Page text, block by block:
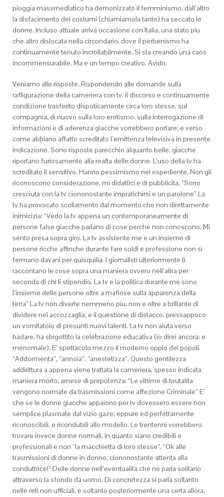
pioggia massmediatico ha demonizzato il femminismo, dall’altro
la disfacimento dei costumi (chiamiamola tanto) ha seccato le
donne. Incluso attuale arriva occasione con Italia, una stato piu
che altro dislocata nella circondario, dove il perbenismo ha
continuamente tenuto incrollabilmente. Si sta creando una caos
incommensurabile. Ma e un tempo creativo. Avido.
Veniamo alle risposte. Rispondendo alle domande sulla
raffigurazione della cameriera con tv, il discorso e continuamente
condizione trasferito dispoticamente circa loro stesse, sul
compagnia, di nuovo sulla loro erotismo, sulla interrogazione di
informazioni e di aderenza giacche vorrebbero portare; e verso
come abbiano affatto screditato l’emittenza televisiva in presente
indicazione. Sono risposte parecchio alquanto belle, giacche
riportano furiosamente alla realta delle donne. L’uso della tv ha
screditato il sensitivo. Hanno pessimismo nel espediente. Non gli
riconoscono considerazione, mi didattici e di pubblicita. “Sono
cresciuta con la tv ciononostante impratichirsi e un parolone” La
tv ha provocato scollamento dal momento che non direttamente
inimicizia: “Vedo la tv appena un contemporaneamente di
persone false giacche parlano di cose perche non conoscono. Mi
sento presa sopra giro. La tv assistente me e un insieme di
persone ricche affinche durante fare soldi e professione non si
fermano davani per quisquilia. I giornalisti ulteriormente ti
raccontano le cose sopra una maniera ovvero nell’altra per
seconda di chi li stipendio. La tv e la politica durante me sono
l’insieme delle persone oltre a mafiose sulla apparenza della
terra” La tv non diverte nemmeno piu, non e oltre a brillante di
dividere nel accozzaglia, e il questione di distacco, pressappoco
un vomitatoio di presunti nuovi talenti. La tv non aiuta verso
badare, ha sbigottito la celebrazione educativa (io direi ancora: e
menomale). E’ spettacolo mezzo il moderno oppio dei popoli.
“Addormenta”, “annoia”, “anestetizza”. Questo gentilezza
addirittura a appena viene trattata la cameriera, spesso indicata
maniera morto, arnese di prepotenza: “Le vittime di brutalita
vengono normate da trasmissioni come affezione Criminale” E’
che se le donne giacche appaiono per tv dovessero essere non
semplice plasmate dal vizio gaze, eppure ed perfettamente
riconoscibili, e ricondubili allo modello. Le trentenni vorrebbero
trovare invece donne normali, in quanto siano credibili e
professionali e non “la macchietta di loro stesse”. “Ok alle
trasmissioni di donne in donne, ciononostante attenta alla
conduttrice!” Delle donne nell’eventualita che ne parla solitario
attraverso la sfondo da uomo. Di concretezza si parla soltanto
nelle reti non ufficiali, e soltanto posteriormente una certa allora.